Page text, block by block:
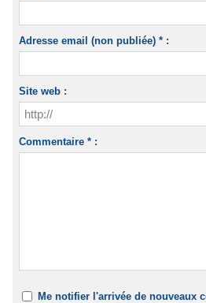
Adresse email (non publiée) * :
Site web :
Commentaire * :
Me notifier l'arrivée de nouveaux